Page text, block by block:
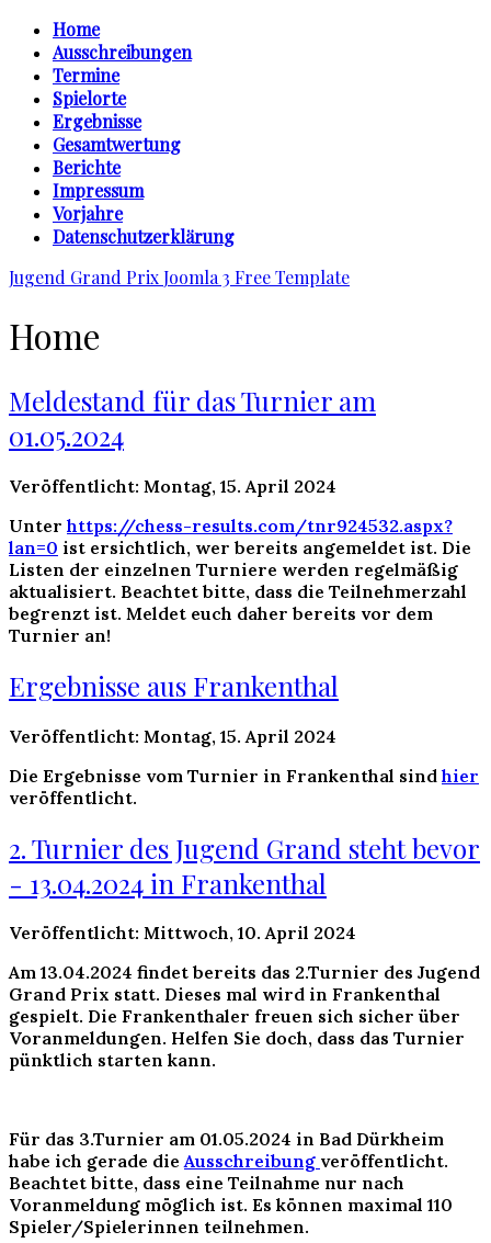
Home
Ausschreibungen
Termine
Spielorte
Ergebnisse
Gesamtwertung
Berichte
Impressum
Vorjahre
Datenschutzerklärung
Jugend Grand PrixJoomla 3 Free Template
Home
Meldestand für das Turnier am
01.05.2024
Veröffentlicht: Montag, 15. April 2024
Unter https://chess-results.com/tnr924532.aspx?
lan=0 ist ersichtlich, wer bereits angemeldet ist. Die
Listen der einzelnen Turniere werden regelmäßig
aktualisiert. Beachtet bitte, dass die Teilnehmerzahl
begrenzt ist. Meldet euch daher bereits vor dem
Turnier an!
Ergebnisse aus Frankenthal
Veröffentlicht: Montag, 15. April 2024
Die Ergebnisse vom Turnier in Frankenthal sind hier
veröffentlicht.
2. Turnier des Jugend Grand steht bevor
- 13.04.2024 in Frankenthal
Veröffentlicht: Mittwoch, 10. April 2024
Am13.04.2024 findet bereits das 2.Turnier des Jugend
Grand Prix statt. Dieses mal wird in Frankenthal
gespielt. Die Frankenthaler freuen sich sicher über
Voranmeldungen. Helfen Sie doch, dass das Turnier
pünktlich starten kann.
Für das 3.Turnier am 01.05.2024 in Bad Dürkheim
habe ich gerade dieAusschreibung veröffentlicht.
Beachtet bitte, dass eine Teilnahme nur nach
Voranmeldung möglich ist. Es können maximal 110
Spieler/Spielerinnen teilnehmen.